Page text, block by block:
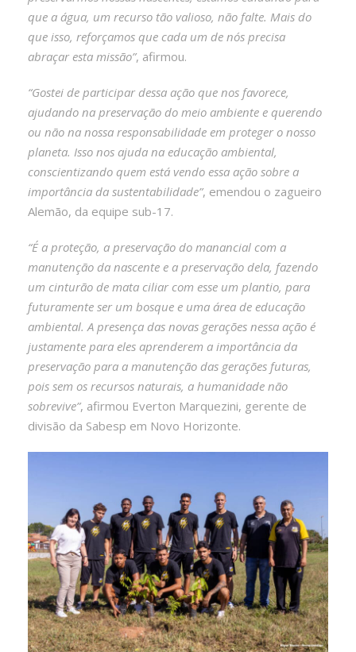
que a água, um recurso tão valioso, não falte. Mais do
que isso, reforçamos que cada um de nós precisa
abraçar esta missão”, afirmou.
“Gostei de participar dessa ação que nos favorece,
ajudando na preservação do meio ambiente e querendo
ou não na nossa responsabilidade em proteger o nosso
planeta. Isso nos ajuda na educação ambiental,
conscientizando quem está vendo essa ação sobre a
importância da sustentabilidade”, emendou o zagueiro
Alemão, da equipe sub-17.
“É a proteção, a preservação do manancial com a
manutenção da nascente e a preservação dela, fazendo
um cinturão de mata ciliar com esse um plantio, para
futuramente ser um bosque e uma área de educação
ambiental. A presença das novas gerações nessa ação é
justamente para eles aprenderem a importância da
preservação para a manutenção das gerações futuras,
pois sem os recursos naturais, a humanidade não
sobrevive”, afirmou Everton Marquezini, gerente de
divisão da Sabesp em Novo Horizonte.